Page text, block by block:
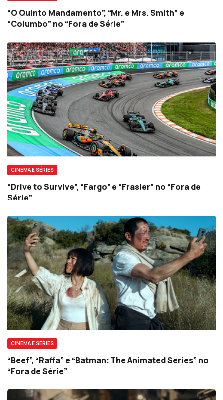
“O Quinto Mandamento”, “Mr. e Mrs. Smith” e
“Columbo” no “Fora de Série”
CINEMA E SÉRIES
“Drive to Survive”, “Fargo” e “Frasier” no “Fora de
Série”
CINEMA E SÉRIES
“Beef”, “Raffa” e “Batman: The Animated Series” no
“Fora de Série”